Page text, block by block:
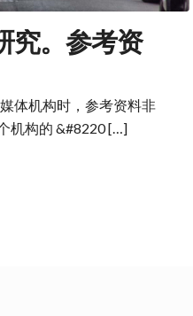
究。参考资
体机构时，参考资料非
机构的 &#8220 […]